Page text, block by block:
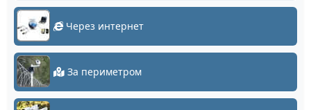
Через интернет
За периметром